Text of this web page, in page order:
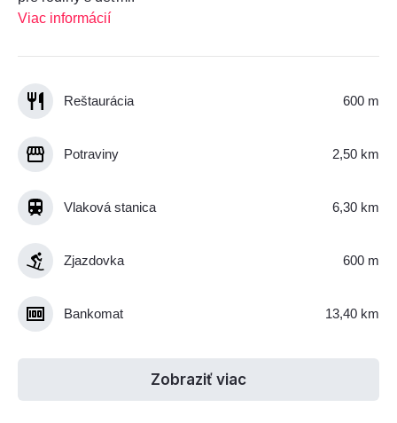
Viac informácií
Reštaurácia 600 m
Potraviny 2,50 km
Vlaková stanica 6,30 km
Zjazdovka 600 m
Bankomat 13,40 km
Zobraziť viac